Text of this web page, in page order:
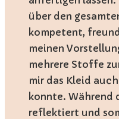
über den
kompetent,
meinen
mehrere Stoffe
mir das Kleid
konnte. Während
reflektiert und